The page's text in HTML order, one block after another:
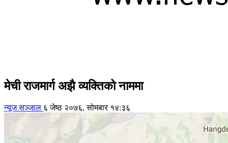
मेची राजमार्ग अझै व्यक्तिको नाममा
न्यूज सञ्जाल ६ जेष्ठ २०७६, सोमबार १४:३६